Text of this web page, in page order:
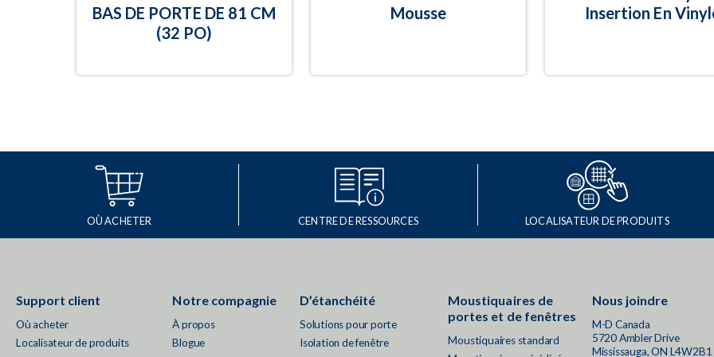
BAS DE PORTE DE 81 CM
(32 PO)
Mousse
Insertion En
OÙ ACHETER CENTRE DE RESSOURCES LOCALISATEUR DE PRODUITS
Support client
Où acheter
Localisateur de produits
Notre compagnie
À propos
Blogue
D’étanchéité
Solutions pour porte
Isolation de fenêtre
Moustiquaires de
portes et de fenêtres
Moustiquaires standard
Nous joindre
M-D Canada
5720 Ambler Drive
Mississauga, ON L4W2B1